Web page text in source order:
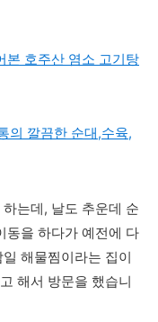
본 호주산 염소 고기탕
의 깔끔한 순대,수육,
는데, 날도 추운데 순
동을 하다가 예전에 다
해물찜이라는 집이
해서 방문을 했습니